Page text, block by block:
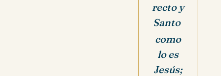
recto y
Santo
como
lo es
Jesús;